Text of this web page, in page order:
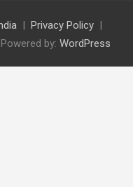
Privacy Policy
by: WordPress